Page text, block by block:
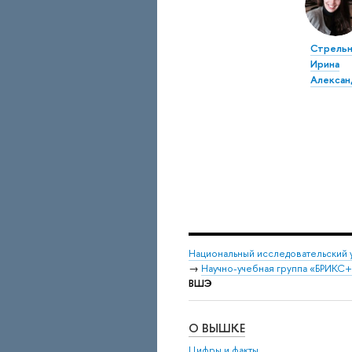
Ирина
Национальный
→ Научно-учебная группа
ВШЭ
О ВЫШКЕ